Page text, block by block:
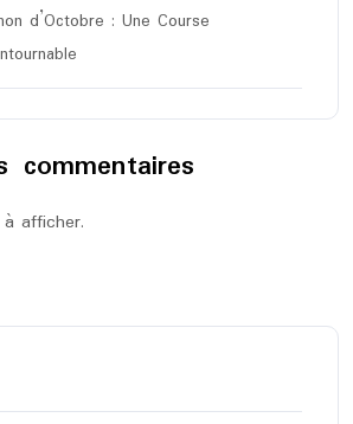
d’Octobre : Une Course
commentaires
afficher.